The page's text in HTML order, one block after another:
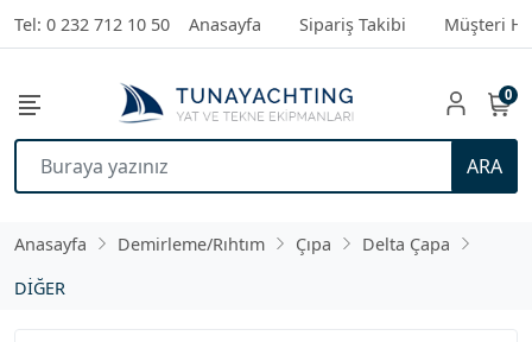
Tel: 0 232 712 10 50 Anasayfa Sipariş Takibi Müşteri
ARA
0
Anasayfa Demirleme/Rıhtım Çıpa
Delta Çapa
DİĞER